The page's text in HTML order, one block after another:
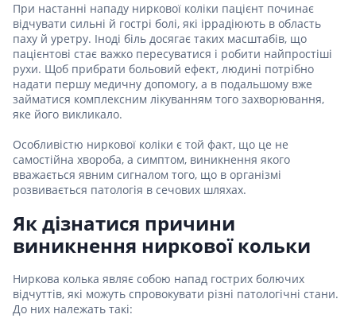
При настанні нападу ниркової коліки пацієнт починає
відчувати сильні й гострі болі, які іррадіюють в область
паху й уретру. Іноді біль досягає таких масштабів, що
пацієнтові стає важко пересуватися і робити найпростіші
рухи. Щоб прибрати больовий ефект, людині потрібно
надати першу медичну допомогу, а в подальшому вже
займатися комплексним лікуванням того захворювання,
яке його викликало.
Особливістю ниркової коліки є той факт, що це не
самостійна хвороба, а симптом, виникнення якого
вважається явним сигналом того, що в організмі
розвивається патологія в сечових шляхах.
Як дізнатися причини
виникнення ниркової кольки
Ниркова колька являє собою напад гострих болючих
відчуттів, які можуть спровокувати різні патологічні стани.
До них належать такі: